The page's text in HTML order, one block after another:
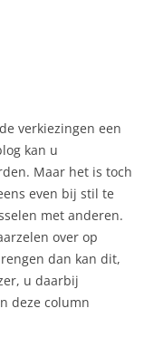
verkiezingen een
kan u
Maar het is toch
even bij stil te
met anderen.
over op
dan kan dit,
u daarbij
deze column